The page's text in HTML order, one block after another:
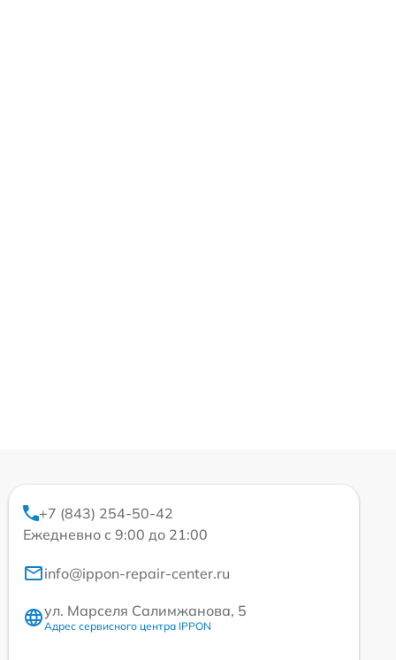
+7 (843) 254-50-42
Ежедневно с 9:00 до 21:00
info@ippon-repair-center.ru
ул. Марселя Салимжанова, 5
Адрес сервисного центра IPPON